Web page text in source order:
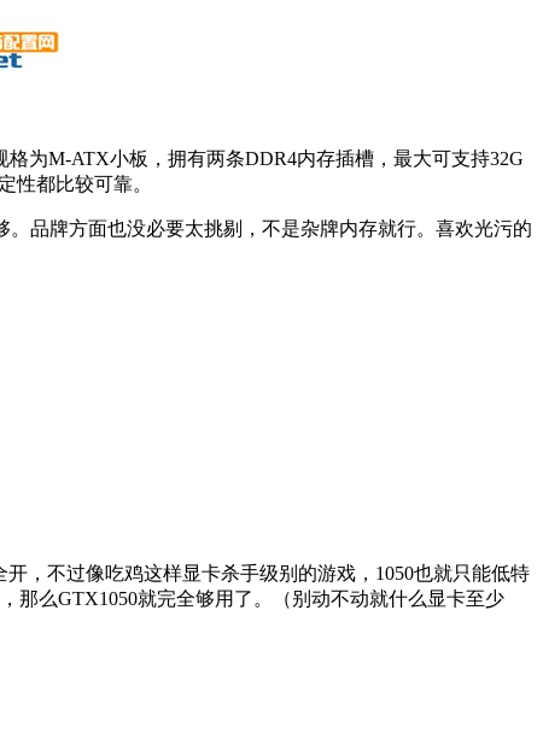
为M-ATX小板，拥有两条DDR4内存插槽，最大可支持32G
性都比较可靠。
品牌方面也没必要太挑剔，不是杂牌内存就行。喜欢光污的
，不过像吃鸡这样显卡杀手级别的游戏，1050也就只能低特
那么GTX1050就完全够用了。（别动不动就什么显卡至少